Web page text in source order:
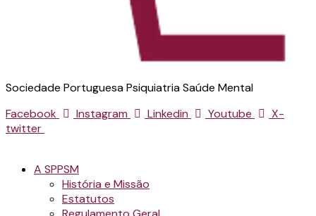
Sociedade Portuguesa Psiquiatria Saúde Mental
Facebook
Instagram Linkedin Youtube
X-
twitter
A SPPSM
História e Missão
Estatutos